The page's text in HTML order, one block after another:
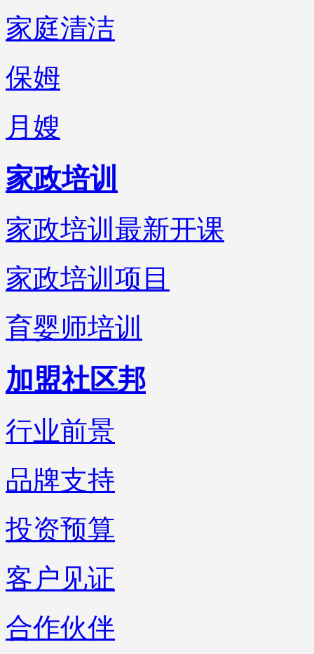
家庭清洁
保姆
月嫂
家政培训
家政培训最新开课
家政培训项目
育婴师培训
加盟社区邦
行业前景
品牌支持
投资预算
客户见证
合作伙伴